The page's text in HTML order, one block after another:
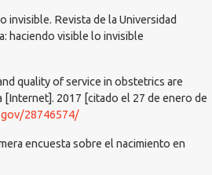
invisible. Revista de la Universidad
haciendo visible lo invisible
quality of service in obstetrics are
2017 [citado el 27 de enero de
28746574/
encuesta sobre el nacimiento en